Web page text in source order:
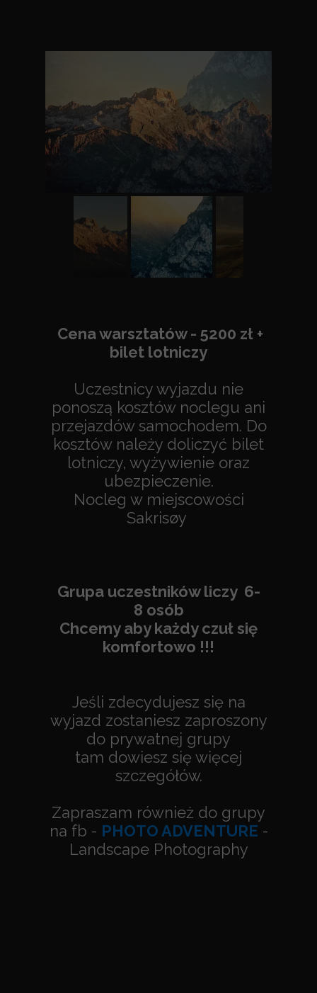
Cena warsztatów - 5200 zł +
bilet lotniczy
Uczestnicy wyjazdu nie
ponoszą kosztów noclegu ani
przejazdów samochodem. Do
kosztów należy doliczyć bilet
lotniczy, wyżywienie oraz
ubezpieczenie.
Nocleg w miejscowości
Sakrisøy
Grupa uczestników liczy 6-
8 osób
Chcemy aby każdy czuł się
komfortowo !!!
Jeśli zdecydujesz się na
wyjazd zostaniesz zaproszony
do prywatnej grupy
tam dowiesz się więcej
szczegółów.
Zapraszam również do grupy
na fb - PHOTO ADVENTURE -
Landscape Photography